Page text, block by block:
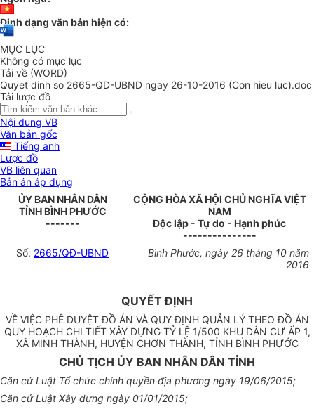
Định dạng văn bản hiện có:
MỤC LỤC
Không có mục lục
Tải về (WORD)
Quyet dinh so 2665-QD-UBND ngay 26-10-2016 (Con hieu luc).doc
Tải lược đồ
Nội dung VB
Văn bản gốc
Tiếng anh
Lược đồ
VB liên quan
Bản án áp dụng
ỦY BAN NHÂN DÂN
TỈNH BÌNH PHƯỚC
-------
CỘNG HÒA XÃ HỘI CHỦ NGHĨA VIỆT
NAM
Độc lập - Tự do - Hạnh phúc
---------------
Số: 2665/QĐ-UBND Bình Phước, ngày 26tháng 10năm
2016
QUYẾT ĐỊNH
VỀ VIỆC PHÊ DUYỆT ĐỒ ÁN VÀ QUY ĐỊNH QUẢN LÝ THEO ĐỒ ÁN
QUY HOẠCH CHI TIẾT XÂY DỰNG TỶ LỆ 1/500 KHU DÂN CƯ ẤP 1,
XÃ MINH THÀNH, HUYỆN CHƠN THÀNH, TỈNH BÌNH PHƯỚC
CHỦ TỊCH ỦY BAN NHÂN DÂN TỈNH
Căn cứ Luật Tổ chức chính quyền địa phương ngày 19/06/2015;
Căn cứ Luật Xây dựng ngày 01/01/2015;